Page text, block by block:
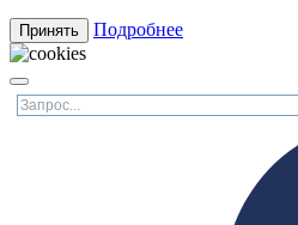
Принять Подробнее